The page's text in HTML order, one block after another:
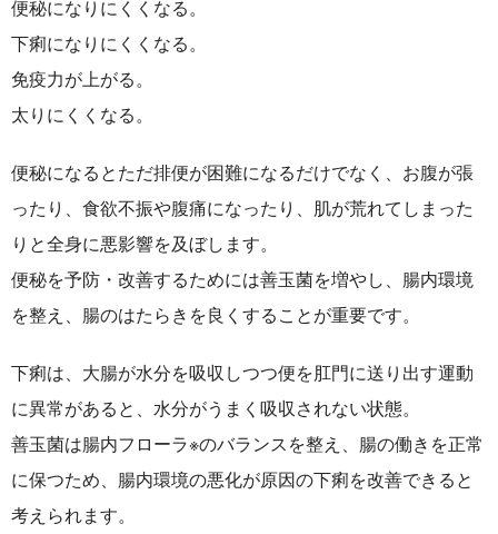
便秘になりにくくなる。
下痢になりにくくなる。
免疫力が上がる。
太りにくくなる。
便秘になるとただ排便が困難になるだけでなく、お腹が張
ったり、食欲不振や腹痛になったり、肌が荒れてしまった
りと全身に悪影響を及ぼします。
便秘を予防・改善するためには善玉菌を増やし、腸内環境
を整え、腸のはたらきを良くすることが重要です。
下痢は、大腸が水分を吸収しつつ便を肛門に送り出す運動
に異常があると、水分がうまく吸収されない状態。
善玉菌は腸内フローラ※のバランスを整え、腸の働きを正常
に保つため、腸内環境の悪化が原因の下痢を改善できると
考えられます。